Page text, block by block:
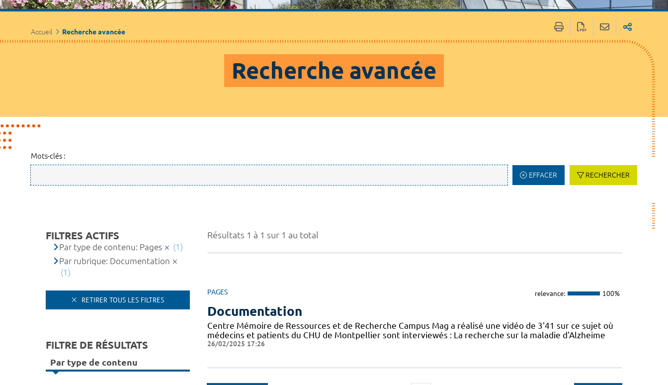
Accueil Recherche avancée
Recherche avancée
Mots-clés :
EFFACER RECHERCHER
Résultats 1 à 1 sur 1 au total
PAGES relevance: 100%
Documentation
Centre Mémoire de Ressources et de Recherche Campus Mag a réalisé une vidéo de 3'41 sur ce sujet où
médecins et patients du CHU de Montpellier sont interviewés : La recherche sur la maladie d'Alzheime
26/02/2025 17:26
FILTRES ACTIFS
Par type de contenu: Pages
(1)
Par rubrique: Documentation
(1)
RETIRER TOUS LES FILTRES
FILTRE DE RÉSULTATS
Par type de contenu